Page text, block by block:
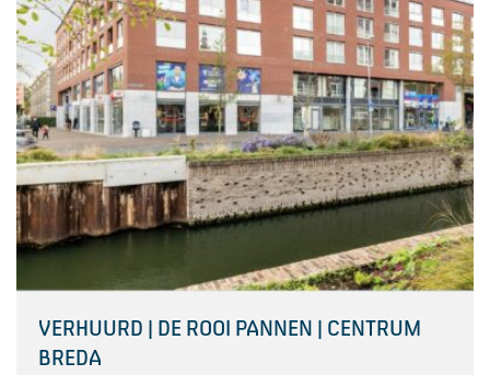
VERHUURD | DE ROOI PANNEN | CENTRUM
BREDA